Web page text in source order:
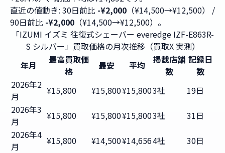
直近の値動き: 30日前比 -¥2,000 （¥14,500→¥12,500） /
90日前比 -¥2,000 （¥14,500→¥12,500）。
「IZUMI イズミ 往復式シェーバー everedge IZF-E863R-
S シルバー」買取価格の月次推移（買取X 実測）
年月
最高買取価
格
最安 平均
掲載店舗
数
記録日
数
2026年2
月
¥15,800 ¥15,800¥15,8003社
19日
2026年3
月
¥15,800 ¥15,800¥15,8003社
31日
2026年4
月
¥15,800 ¥14,500¥14,6564社
30日